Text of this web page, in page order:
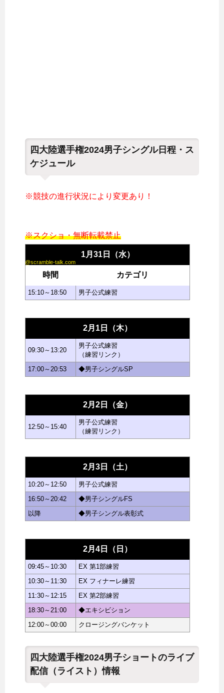
四大陸選手権2024男子シングル日程・ス
ケジュール
※競技の進行状況により変更あり！
※スクショ・無断転載禁止
@scramble-talk.com
1月31日（水）
時間 カテゴリ
15:10～18:50 男子公式練習
2月1日（木）
09:30～13:20
男子公式練習
（練習リンク）
17:00～20:53
◆男子シングルSP
2月2日（金）
12:50～15:40
男子公式練習
（練習リンク）
2月3日（土）
10:20～12:50
男子公式練習
16:50～20:42
◆男子シングルFS
以降
◆男子シングル表彰式
2月4日（日）
09:45～10:30
EX 第1部練習
10:30～11:30
EX フィナーレ練習
11:30～12:15
EX 第2部練習
18:30～21:00
◆エキシビション
12:00～00:00
クロージングバンケット
四大陸選手権2024男子ショートのライブ
配信（ライスト）情報